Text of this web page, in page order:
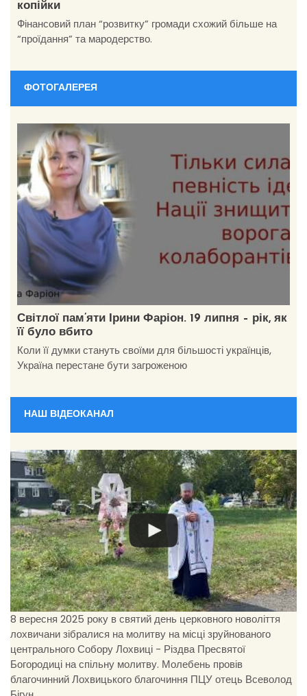
копійки
Фінансовий план “розвитку” громади схожий більше на
“проїдання” та мародерство.
ФОТОГАЛЕРЕЯ
Світлої пам’яти Ірини Фаріон. 19 липня – рік, як
її було вбито
Коли її думки стануть своїми для більшості українців,
Україна перестане бути загроженою
НАШ ВІДЕОКАНАЛ
8 вересня 2025 року в святий день церковного новоліття
лохвичани зібралися на молитву на місці зруйнованого
центрального Собору Лохвиці - Різдва Пресвятої
Богородиці на спільну молитву. Молебень провів
благочинний Лохвицького благочиння ПЦУ отець Всеволод